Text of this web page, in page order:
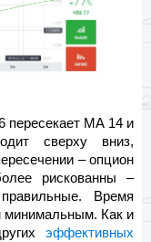
пересекает МА 14 и
сверху вниз,
– опцион
рискованны –
Время
минимальным. Как и
эффективных